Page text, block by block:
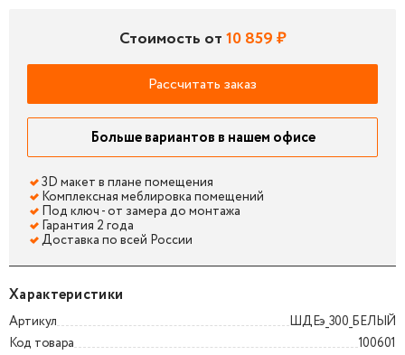
Стоимость от10 859 ₽
Рассчитать заказ
Больше вариантов в нашем офисе
3D макет в плане помещения
Комплексная меблировка помещений
Под ключ - от замера до монтажа
Гарантия 2 года
Доставка по всей России
Характеристики
Артикул
ШДЕэ_300_БЕЛЫЙ
Код товара
100601